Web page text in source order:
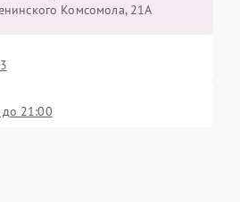
Комсомола, 21А
21:00